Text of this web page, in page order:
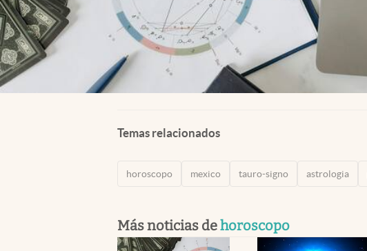
Temas relacionados
horoscopo mexico tauro-signo astrologia
Más noticias dehoroscopo